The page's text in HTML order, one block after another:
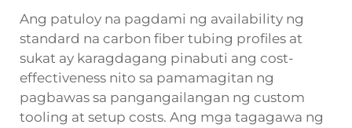
Ang patuloy na pagdami ng availability ng
standard na carbon fiber tubing profiles at
sukat ay karagdagang pinabuti ang cost-
effectiveness nito sa pamamagitan ng
pagbawas sa pangangailangan ng custom
tooling at setup costs. Ang mga tagagawa ng